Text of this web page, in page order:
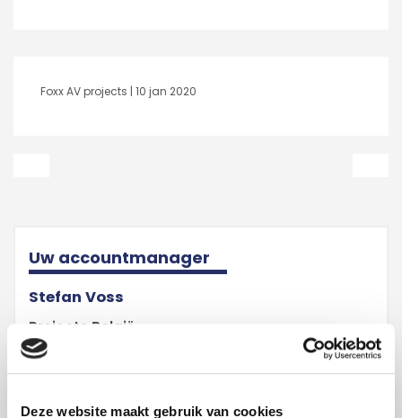
Deze website maakt gebruik van cookies
Foxx AV projects | 10 jan 2020
Uw accountmanager
Stefan Voss
Projects België